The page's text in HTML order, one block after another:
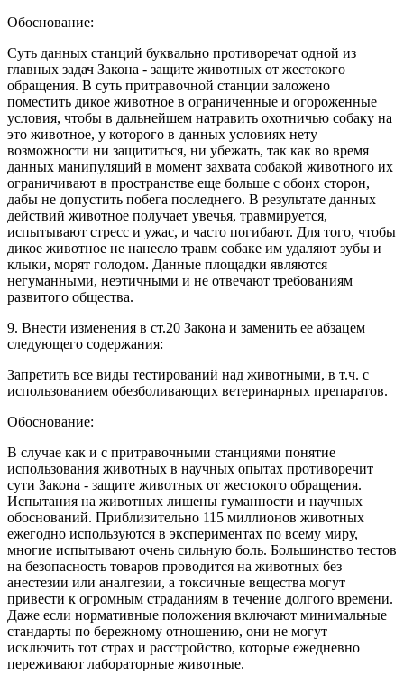
Обоснование:
Суть данных станций буквально противоречат одной из
главных задач Закона - защите животных от жестокого
обращения. В суть притравочной станции заложено
поместить дикое животное в ограниченные и огороженные
условия, чтобы в дальнейшем натравить охотничью собаку на
это животное, у которого в данных условиях нету
возможности ни защититься, ни убежать, так как во время
данных манипуляций в момент захвата собакой животного их
ограничивают в пространстве еще больше с обоих сторон,
дабы не допустить побега последнего. В результате данных
действий животное получает увечья, травмируется,
испытывают стресс и ужас, и часто погибают. Для того, чтобы
дикое животное не нанесло травм собаке им удаляют зубы и
клыки, морят голодом. Данные площадки являются
негуманными, неэтичными и не отвечают требованиям
развитого общества.
9. Внести изменения в ст.20 Закона и заменить ее абзацем
следующего содержания:
Запретить все виды тестирований над животными, в т.ч. с
использованием обезболивающих ветеринарных препаратов.
Обоснование:
В случае как и с притравочными станциями понятие
использования животных в научных опытах противоречит
сути Закона - защите животных от жестокого обращения.
Испытания на животных лишены гуманности и научных
обоснований. Приблизительно 115 миллионов животных
ежегодно используются в экспериментах по всему миру,
многие испытывают очень сильную боль. Большинство тестов
на безопасность товаров проводится на животных без
анестезии или аналгезии, а токсичные вещества могут
привести к огромным страданиям в течение долгого времени.
Даже если нормативные положения включают минимальные
стандарты по бережному отношению, они не могут
исключить тот страх и расстройство, которые ежедневно
переживают лабораторные животные.